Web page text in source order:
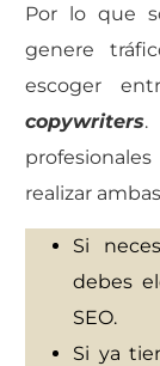
Por lo que
genere
escoger
copywriters.
realizar
Si
debes
SEO.
Si ya